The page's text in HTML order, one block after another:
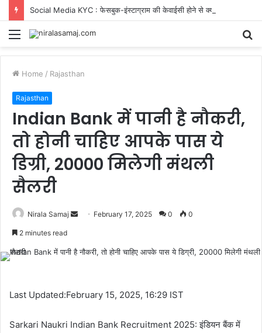
Menu
Home / Rajasthan
Rajasthan
Indian Bank में पानी है नौकरी,
तो होनी चाहिए आपके पास ये
डिग्री, 20000 मिलेगी मंथली
सैलरी
Nirala Samaj
Send February 17, 2025 0 0
2 minutes read
Last Updated:February 15, 2025, 16:29 IST
Sarkari Naukri Indian Bank Recruitment 2025: इंडियन बैंक में